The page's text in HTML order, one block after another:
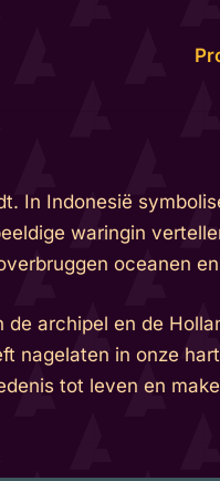
In Indonesië
waringin
oceanen
archipel en de
nagelaten in onze
tot leven en